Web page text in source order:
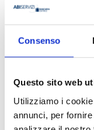
Consenso
Questo sito web
Utilizziamo i
annunci, per
Einaudi e da
degli studi di storia
titolo “Scrittori e